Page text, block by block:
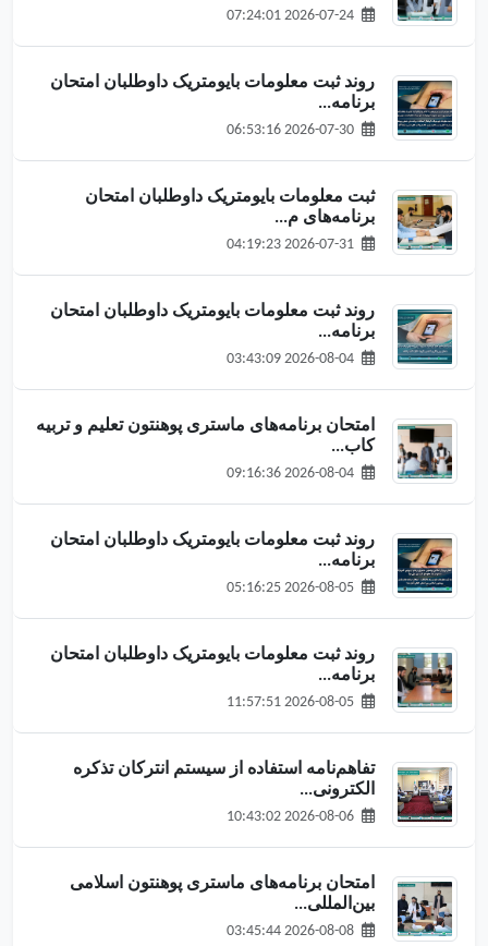
روند ثبت معلومات بایومتریک داوطلبان امتحان
برنامه‌...
ثبت معلومات بایومتریک داوطلبان امتحان
برنامه‌های م...
روند ثبت معلومات بایومتریک داوطلبان امتحان
برنامه‌...
امتحان برنامه‌های ماستری پوهنتون تعلیم و تربیه
کاب...
روند ثبت معلومات بایومتریک داوطلبان امتحان
برنامه‌...
روند ثبت معلومات بایومتریک داوطلبان امتحان
برنامه‌...
تفاهم‌نامه استفاده از سیستم انترکان تذکره
الکترونی...
امتحان برنامه‌های ماستری پوهنتون اسلامی
بین‌المللی...